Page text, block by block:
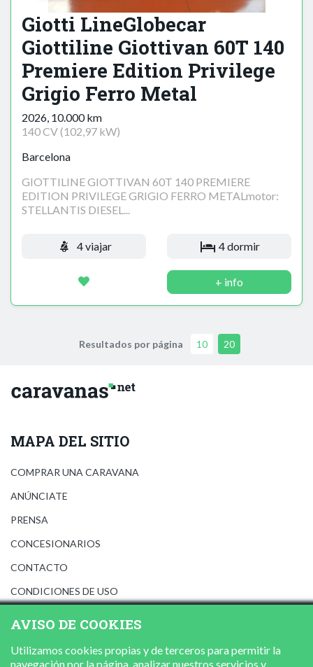
Giotti LineGlobecar
Giottiline Giottivan 60T 140
Premiere Edition Privilege
Grigio Ferro Metal
2026, 10.000 km
140 CV (102,97 kW)
Barcelona
GIOTTILINE GIOTTIVAN 60T 140 PREMIERE
EDITION PRIVILEGE GRIGIO FERRO METALmotor:
STELLANTIS DIESEL...
4 viajar 4 dormir
+ info
Resultados por página 10 20
MAPA DEL SITIO
COMPRAR UNA CARAVANA
ANÚNCIATE
PRENSA
CONCESIONARIOS
CONTACTO
CONDICIONES DE USO
POLÍTICA DE COOKIES
AVISO DE COOKIES
Utilizamos cookies propias y de terceros para permitir la
navegación por la página, analizar nuestros servicios y